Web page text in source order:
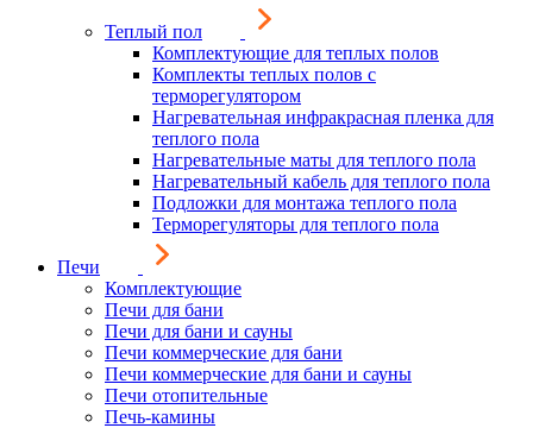
Теплый пол
Комплектующие для теплых полов
Комплекты теплых полов с
терморегулятором
Нагревательная инфракрасная пленка для
теплого пола
Нагревательные маты для теплого пола
Нагревательный кабель для теплого пола
Подложки для монтажа теплого пола
Терморегуляторы для теплого пола
Печи
Комплектующие
Печи для бани
Печи для бани и сауны
Печи коммерческие для бани
Печи коммерческие для бани и сауны
Печи отопительные
Печь-камины